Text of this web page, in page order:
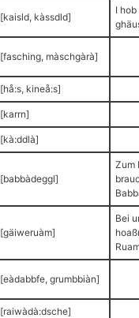
[kaisld, kàssdld]
I hob
[fasching, màschgàrà]
[hå:s, kineå:s]
[karrn]
[kà:ddlà]
[babbàdeggl]
Zum
[gäiweruàm]
Bei
[eàdabbfe, grumbbiàn]
[raiwàdà:dsche]